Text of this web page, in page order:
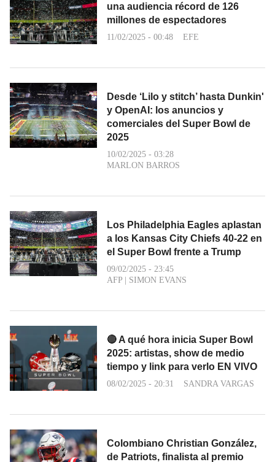
una audiencia récord de 126
millones de espectadores
11/02/2025 - 00:48 EFE
Desde ‘Lilo y stitch’ hasta Dunkin'
y OpenAI: los anuncios y
comerciales del Super Bowl de
2025
10/02/2025 - 03:28
MARLON BARROS
Los Philadelphia Eagles aplastan
a los Kansas City Chiefs 40-22 en
el Super Bowl frente a Trump
09/02/2025 - 23:45
AFP | SIMON EVANS
🔴 A qué hora inicia Super Bowl
2025: artistas, show de medio
tiempo y link para verlo EN VIVO
08/02/2025 - 20:31 SANDRA VARGAS
Colombiano Christian González,
de Patriots, finalista al premio